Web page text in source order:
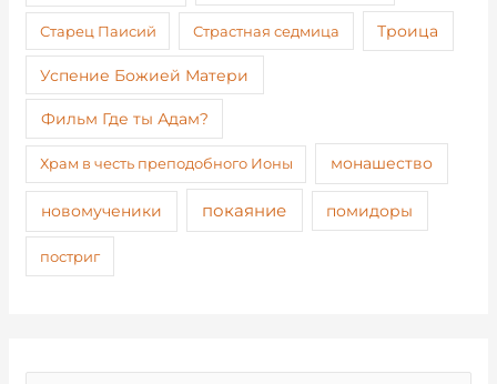
Старец Паисий Страстная седмица Троица
Успение Божией Матери
Фильм Где ты Адам?
Храм в честь преподобного Ионы монашество
новомученики покаяние помидоры
постриг